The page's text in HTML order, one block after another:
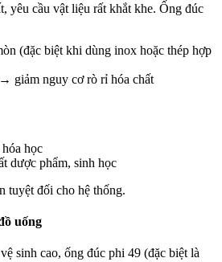
yêu cầu vật liệu rất khắt khe. Ống đúc
(đặc biệt khi dùng inox hoặc thép hợp
giảm nguy cơ rò rỉ hóa chất
học
dược phẩm, sinh học
tuyệt đối cho hệ thống.
uống
sinh cao, ống đúc phi 49 (đặc biệt là